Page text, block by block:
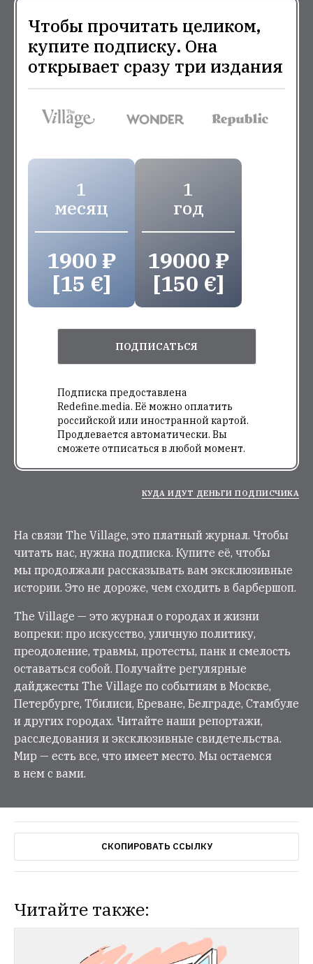
Чтобы прочитать целиком,
купите подписку. Она
открывает сразу три издания
1
месяц
1900 ₽
[15 €]
1
год
19000 ₽
[150 €]
ПОДПИСАТЬСЯ
Подписка предоставлена
Redefine.media. Её можно оплатить
российской или иностранной картой.
Продлевается автоматически. Вы
сможете отписаться в любой момент.
КУДА ИДУТ ДЕНЬГИ ПОДПИСЧИКА
На связи The Village, это платный журнал. Чтобы
читать нас, нужна подписка. Купите её, чтобы
мы продолжали рассказывать вам эксклюзивные
истории. Это не дороже, чем сходить в барбершоп.
The Village — это журнал о городах и жизни
вопреки: про искусство, уличную политику,
преодоление, травмы, протесты, панк и смелость
оставаться собой. Получайте регулярные
дайджесты The Village по событиям в Москве,
Петербурге, Тбилиси, Ереване, Белграде, Стамбуле
и других городах. Читайте наши репортажи,
расследования и эксклюзивные свидетельства.
Мир — есть все, что имеет место. Мы остаемся
в нем с вами.
СКОПИРОВАТЬ ССЫЛКУ
Читайте также: